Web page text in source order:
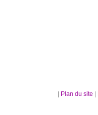
Plan du site